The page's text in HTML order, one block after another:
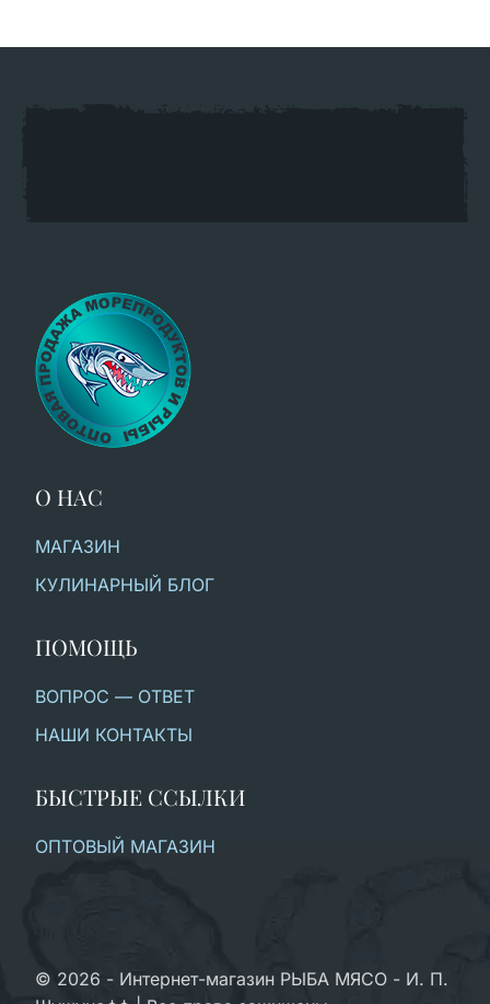
О НАС
МАГАЗИН
КУЛИНАРНЫЙ БЛОГ
ПОМОЩЬ
ВОПРОС — ОТВЕТ
НАШИ КОНТАКТЫ
БЫСТРЫЕ ССЫЛКИ
ОПТОВЫЙ МАГАЗИН
© 2026 - Интернет-магазин РЫБА МЯСО - И. П.